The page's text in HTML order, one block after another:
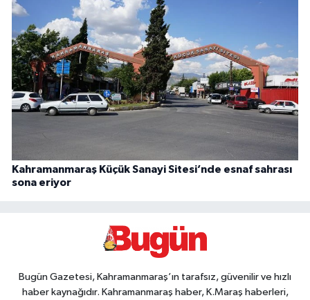
Kahramanmaraş Küçük Sanayi Sitesi’nde esnaf sahrası
sona eriyor
Bugün Gazetesi, Kahramanmaraş’ın tarafsız, güvenilir ve hızlı
haber kaynağıdır. Kahramanmaraş haber, K.Maraş haberleri,